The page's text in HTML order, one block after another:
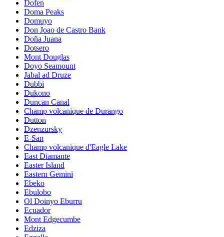
Dofen
Doma Peaks
Domuyo
Don Joao de Castro Bank
Doña Juana
Dotsero
Mont Douglas
Doyo Seamount
Jabal ad Druze
Dubbi
Dukono
Duncan Canal
Champ volcanique de Durango
Dutton
Dzenzursky
E-San
Champ volcanique d'Eagle Lake
East Diamante
Easter Island
Eastern Gemini
Ebeko
Ebulobo
Ol Doinyo Eburru
Ecuador
Mont Edgecumbe
Edziza